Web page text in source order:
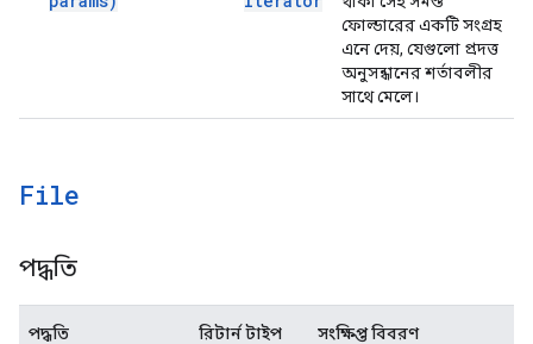
ফোল্ডারের একটি সংগ্রহ
এনে দেয়, যেগুলো প্রদত্ত
অনুসন্ধানের শর্তাবলীর
সাথে মেলে।
File
পদ্ধতি
পদ্ধতি রিটার্ন টাইপ সংক্ষিপ্ত বিবরণ